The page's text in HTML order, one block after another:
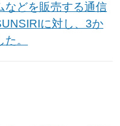
などを販売する通信
に対し、3か
。